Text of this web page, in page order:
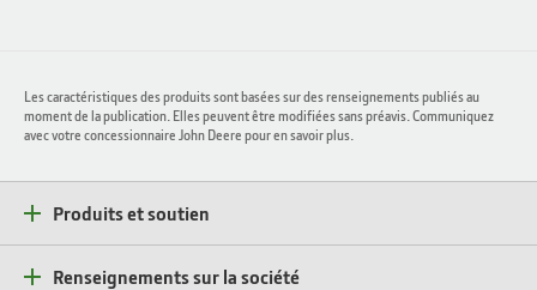
Les caractéristiques des produits sont basées sur des renseignements publiés au
moment de la publication. Elles peuvent être modifiées sans préavis. Communiquez
avec votre concessionnaire John Deere pour en savoir plus.
Produits et soutien
Renseignements sur la société